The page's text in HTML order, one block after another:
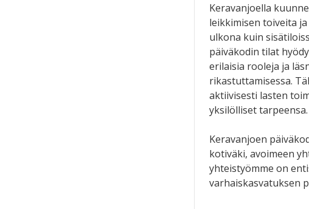
Keravanjoella
leikkimisen toiveita
ulkona kuin
päiväkodin tilat
erilaisia rooleja ja
rikastuttamisessa.
aktiivisesti lasten
yksilölliset tarpeensa.
Keravanjoen
kotiväki, avoimeen
yhteistyömme on
varhaiskasvatuksen